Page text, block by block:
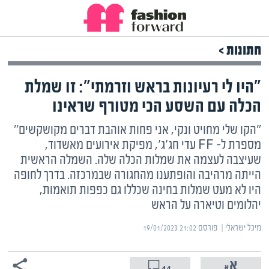
חתונות >
"היו לי רעיונות בראש וזרמתי": זו שמלת
הכלה עם השסע הכי מטורף שראינו
"הקו שלי מחויט ונקי, אני פחות אוהבת דברים מקושקשים"
מספרת ל- FF עדי חג'ג', מפיקת אירועים מאשדוד,
שעיצבה לעצמה את שמלות הכלה שלה. השמלה הראשית
הייתה מרהיבה והופתענו מהחגורה שבמרכזה. בדרך לחופה
היו לא מעט שמלות בחינה שכללו גם כפפות תואמות,
יהלומים וטיארה על הראש
מיכל ישראלי | ‏פורסם ‎19/01/2023 21:02